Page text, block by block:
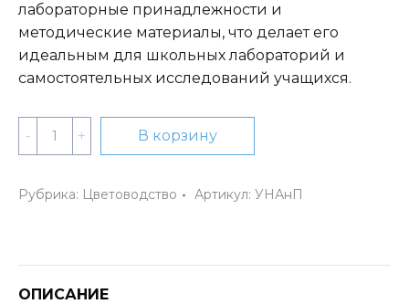
лабораторные принадлежности и
методические материалы, что делает его
идеальным для школьных лабораторий и
самостоятельных исследований учащихся.
Количество
Учебный
«Анализ
В корзину
Рубрика: Цветоводство Артикул: УНАнП
ОПИСАНИЕ